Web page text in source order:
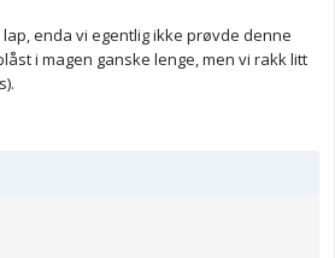
enda vi egentlig ikke prøvde denne
i magen ganske lenge, men vi rakk litt